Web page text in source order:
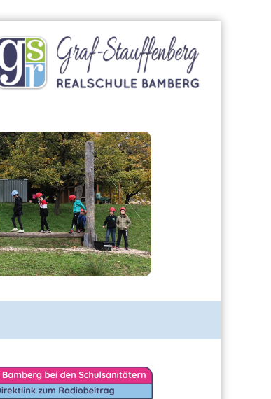
Graf-
Stauffenberg-
Realschule
Bamberg